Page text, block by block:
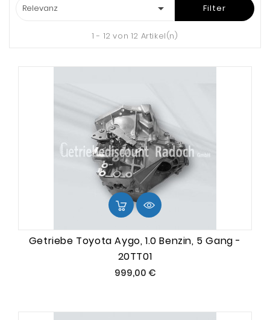
Relevanz  Filter
1 - 12 von 12 Artikel(n)
Getriebe Toyota Aygo, 1.0 Benzin, 5 Gang -
20TT01
999,00 €Preis